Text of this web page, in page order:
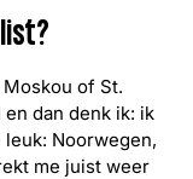
of St.
dan denk ik: ik
Noorwegen,
me juist weer